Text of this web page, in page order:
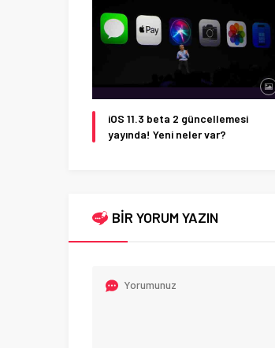
iOS 11.3 beta 2 güncellemesi
yayında! Yeni neler var?
BİR YORUM YAZIN